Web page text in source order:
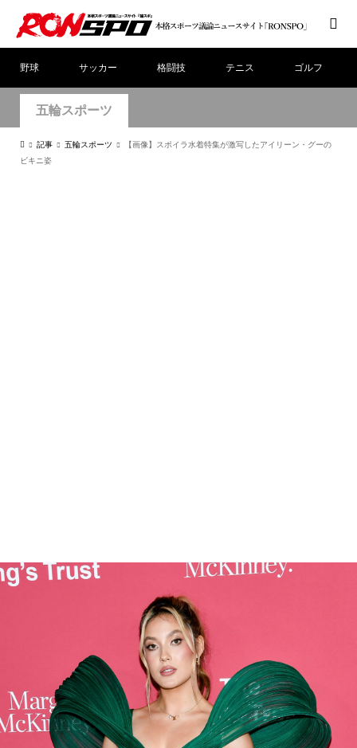
野球 サッカー 格闘技 テニス ゴルフ
五輪スポーツ
記事 五輪スポーツ
【画像】スポイラ水着特集が激写したアイリーン・グーの
ビキニ姿